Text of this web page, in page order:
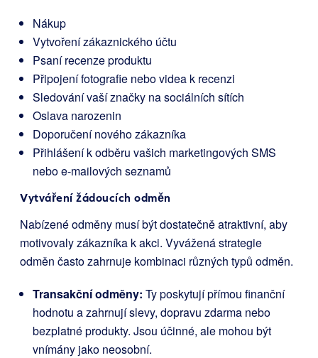
Nákup
Vytvoření zákaznického účtu
Psaní recenze produktu
Připojení fotografie nebo videa k recenzi
Sledování vaší značky na sociálních sítích
Oslava narozenin
Doporučení nového zákazníka
Přihlášení k odběru vašich marketingových SMS
nebo e-mailových seznamů
Vytváření žádoucích odměn
Nabízené odměny musí být dostatečně atraktivní, aby
motivovaly zákazníka k akci. Vyvážená strategie
odměn často zahrnuje kombinaci různých typů odměn.
Transakční odměny: Ty poskytují přímou finanční
hodnotu a zahrnují slevy, dopravu zdarma nebo
bezplatné produkty. Jsou účinné, ale mohou být
vnímány jako neosobní.